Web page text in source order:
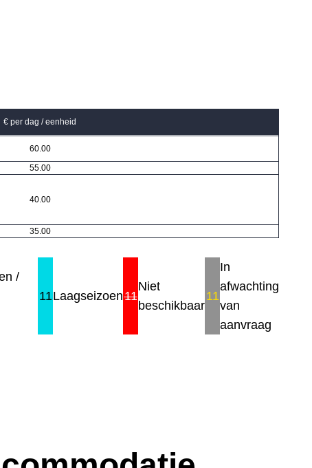
€ per dag / eenheid
60.00
55.00
40.00
35.00
/
11Laagseizoen11
Niet
beschikbaar
11
In
afwachting
van
aanvraag